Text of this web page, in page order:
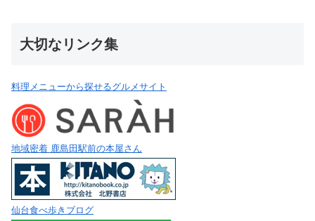
大切なリンク集
料理メニューから探せるグルメサイト
地域密着 鹿島田駅前の本屋さん
仙台食べ歩きブログ